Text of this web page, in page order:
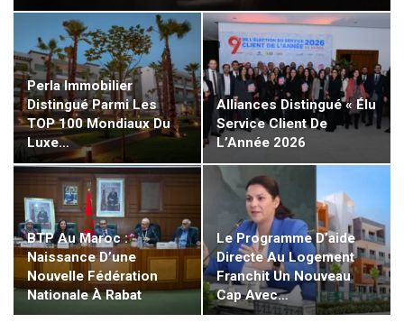
Perla Immobilier
Distingué Parmi Les
TOP 100 Mondiaux Du
Luxe…
Alliances Distingué « Élu
Service Client De
L’Année 2026
BTP Au Maroc :
Naissance D’une
Nouvelle Fédération
Nationale À Rabat
Le Programme D’aide
Directe Au Logement
Franchit Un Nouveau
Cap Avec…